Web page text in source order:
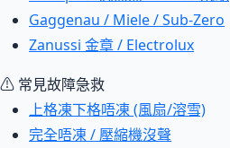
Gaggenau / Miele / Sub-Zero
Zanussi 金章 / Electrolux
⚠ 常見故障急救
上格凍下格唔凍 (風扇/溶雪)
完全唔凍 / 壓縮機沒聲